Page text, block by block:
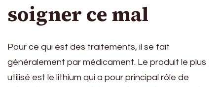
soigner ce mal
Pour ce qui est des traitements, il se fait
généralement par médicament. Le produit le plus
utilisé est le lithium qui a pour principal rôle de